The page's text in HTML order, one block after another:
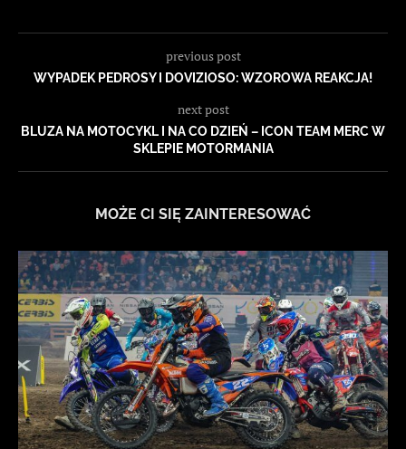
previous post
WYPADEK PEDROSY I DOVIZIOSO: WZOROWA REAKCJA!
next post
BLUZA NA MOTOCYKL I NA CO DZIEŃ – ICON TEAM MERC W
SKLEPIE MOTORMANIA
MOŻE CI SIĘ ZAINTERESOWAĆ